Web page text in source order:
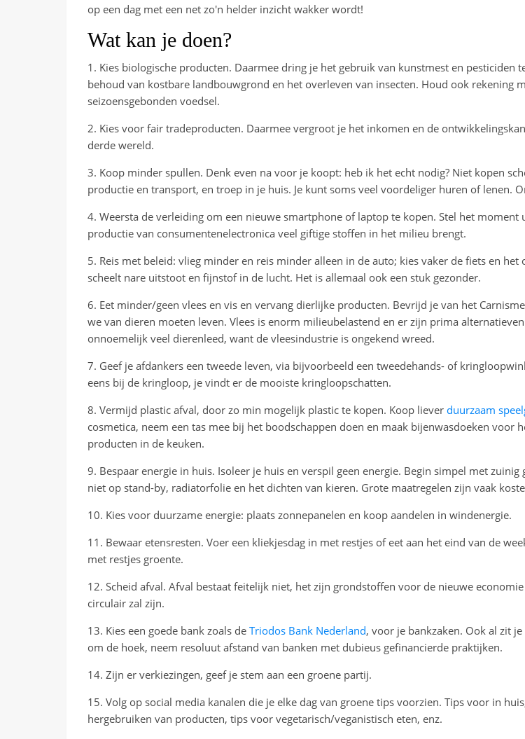
op een dag met een net zo'n helder inzicht wakker wordt!
Wat kan je doen?
1. Kies biologische producten. Daarmee dring je het gebruik van kunstmest en pesticiden
behoud van kostbare landbouwgrond en het overleven van insecten. Houd ook rekening
seizoensgebonden voedsel.
2. Kies voor fair tradeproducten. Daarmee vergroot je het inkomen en de
derde wereld.
3. Koop minder spullen. Denk even na voor je koopt: heb ik het echt nodig? Niet kopen
productie en transport, en troep in je huis. Je kunt soms veel voordeliger huren of lenen.
4. Weersta de verleiding om een nieuwe smartphone of laptop te kopen. Stel het moment
productie van consumentenelectronica veel giftige stoffen in het milieu brengt.
5. Reis met beleid: vlieg minder en reis minder alleen in de auto; kies vaker de fiets en het
scheelt nare uitstoot en fijnstof in de lucht. Het is allemaal ook een stuk gezonder.
6. Eet minder/geen vlees en vis en vervang dierlijke producten. Bevrijd je van het
we van dieren moeten leven. Vlees is enorm milieubelastend en er zijn prima
onnoemelijk veel dierenleed, want de vleesindustrie is ongekend wreed.
7. Geef je afdankers een tweede leven, via bijvoorbeeld een tweedehands- of
eens bij de kringloop, je vindt er de mooiste kringloopschatten.
8. Vermijd plastic afval, door zo min mogelijk plastic te kopen. Koop liever duurzaam
cosmetica, neem een tas mee bij het boodschappen doen en maak bijenwasdoeken voor
producten in de keuken.
9. Bespaar energie in huis. Isoleer je huis en verspil geen energie. Begin simpel met
niet op stand-by, radiatorfolie en het dichten van kieren. Grote maatregelen zijn vaak
10. Kies voor duurzame energie: plaats zonnepanelen en koop aandelen in windenergie.
11. Bewaar etensresten. Voer een kliekjesdag in met restjes of eet aan het eind van de
met restjes groente.
12. Scheid afval. Afval bestaat feitelijk niet, het zijn grondstoffen voor de nieuwe
circulair zal zijn.
13. Kies een goede bank zoals de Triodos Bank Nederland, voor je bankzaken. Ook al zit
om de hoek, neem resoluut afstand van banken met dubieus gefinancierde praktijken.
14. Zijn er verkiezingen, geef je stem aan een groene partij.
15. Volg op social media kanalen die je elke dag van groene tips voorzien. Tips voor in
hergebruiken van producten, tips voor vegetarisch/veganistisch eten, enz.